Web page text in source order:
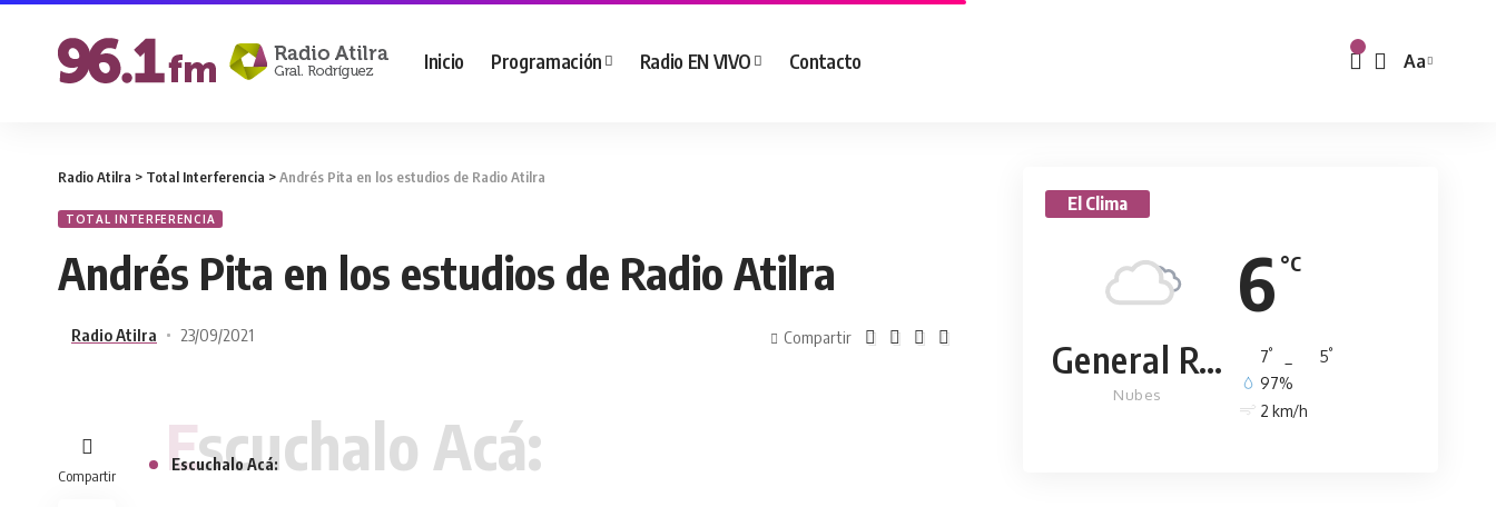
Inicio Programación Radio EN VIVO Contacto Aa
Radio Atilra > Total Interferencia >Andrés Pita en los estudios de Radio Atilra
TOTAL INTERFERENCIA
Andrés Pita en los estudios de Radio Atilra
Radio Atilra 23/09/2021 Compartir
Compartir Escuchalo Acá:
Escuchalo Acá:
El Clima
6 °C
General Rodríguez
Nubes
7° 5°
97%
2 km/h